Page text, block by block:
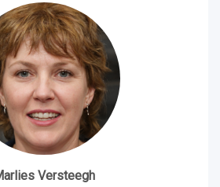
Versteegh